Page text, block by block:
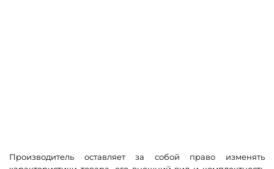
Производитель оставляет за собой право изменять